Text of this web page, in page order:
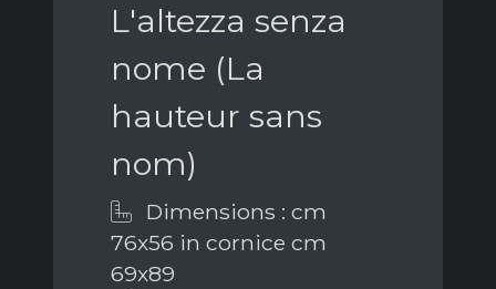
L'altezza senza
nome (La
hauteur sans
nom)
Dimensions : cm
76x56 in cornice cm
69x89